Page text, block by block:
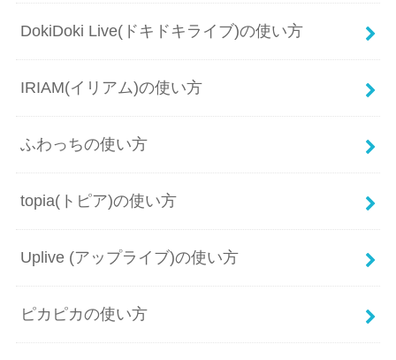
DokiDoki Live(ドキドキライブ)の使い方
IRIAM(イリアム)の使い方
ふわっちの使い方
topia(トピア)の使い方
Uplive (アップライブ)の使い方
ピカピカの使い方